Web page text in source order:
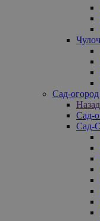
Сад-огород
Назад
Сад-
Сад-